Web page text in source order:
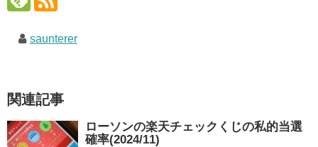
saunterer
関連記事
ローソンの楽天チェックくじの私的当選
確率(2024/11)